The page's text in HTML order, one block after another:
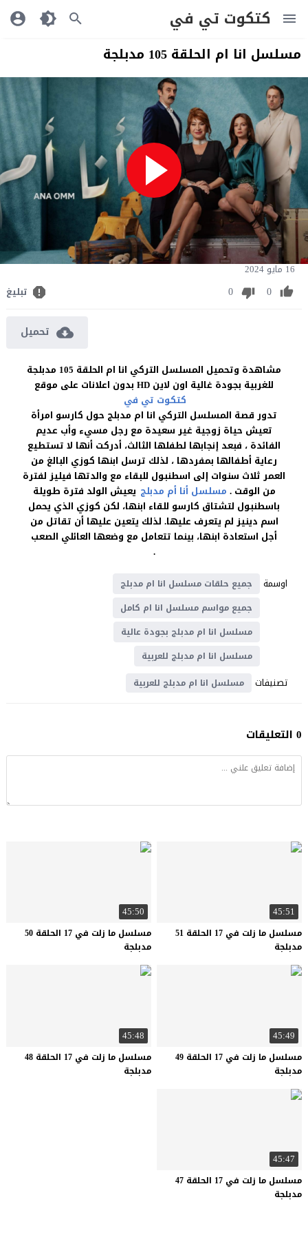
كتكوت تي في
مسلسل انا ام الحلقة 105 مدبلجة
16 مايو 2024
0
0 تبليغ
تحميل
مشاهدة وتحميل المسلسل التركي انا ام الحلقة 105 مدبلجة
للغربية بجودة غالية اون لاين HD بدون اعلانات على موقع
كتكوت تي في
تدور قصة المسلسل التركي انا ام مدبلج حول كارسو امرأة
تعيش حياة زوجية غير سعيدة مع رجل مسيء وأب عديم
الفائدة ، فبعد إنجابها لطفلها الثالث، أدركت أنها لا تستطيع
رعاية أطفالها بمفردها ، لذلك ترسل ابنها كوزي البالغ من
العمر ثلاث سنوات إلى اسطنبول للبقاء مع والدتها فيليز لفترة
من الوقت . مسلسل أنا أم مدبلج يعيش الولد فترة طويلة
باسطنبول لتشتاق كارسو للقاء ابنها، لكن كوزي الذي يحمل
اسم دينيز لم يتعرف عليها. لذلك يتعين عليها أن تقاتل من
أجل استعادة ابنها، بينما تتعامل مع وضعها العائلي الصعب
.
اوسمة
جميع حلقات مسلسل انا ام مدبلج
جميع مواسم مسلسل انا ام كامل
مسلسل انا ام مدبلج بجودة عالية
مسلسل انا ام مدبلج للعربية
تصنيفات مسلسل انا ام مدبلج للعربية
0 التعليقات
45:51
مسلسل ما زلت في 17 الحلقة 51
مدبلجة
45:50
مسلسل ما زلت في 17 الحلقة 50
مدبلجة
45:49
مسلسل ما زلت في 17 الحلقة 49
مدبلجة
45:48
مسلسل ما زلت في 17 الحلقة 48
مدبلجة
45:47
مسلسل ما زلت في 17 الحلقة 47
مدبلجة